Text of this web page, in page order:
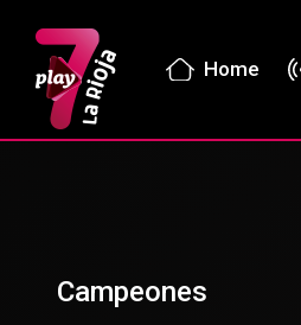
Home
Campeones